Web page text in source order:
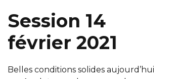
Session 14
février 2021
Belles conditions solides aujourd’hui